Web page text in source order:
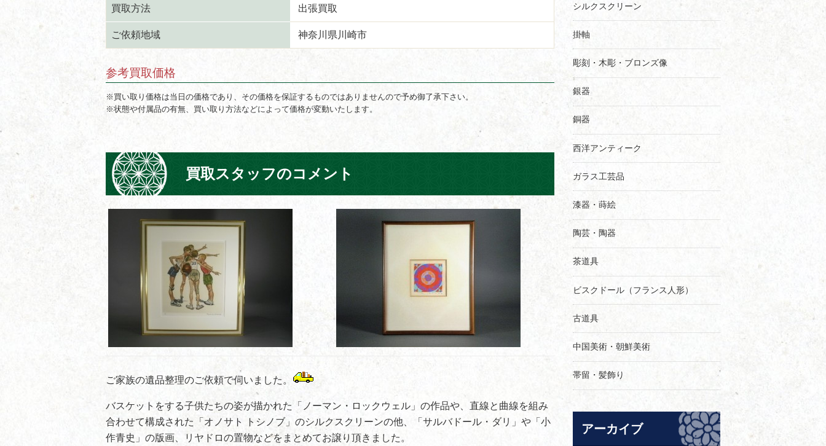
買取方法 出張買取
ご依頼地域 神奈川県川崎市
参考買取価格
※買い取り価格は当日の価格であり、その価格を保証するものではありませんので予め御了承下さい。
※状態や付属品の有無、買い取り方法などによって価格が変動いたします。
買取スタッフのコメント
ご家族の遺品整理のご依頼で伺いました。
バスケットをする子供たちの姿が描かれた「ノーマン・ロックウェル」の作品や、直線と曲線を組み
合わせて構成された「オノサト トシノブ」のシルクスクリーンの他、「サルバドール・ダリ」や「小
作青史」の版画、リヤドロの置物などをまとめてお譲り頂きました。
シルクスクリーン
掛軸
彫刻・木彫・ブロンズ像
銀器
銅器
西洋アンティーク
ガラス工芸品
漆器・蒔絵
陶芸・陶器
茶道具
ビスクドール（フランス人形）
古道具
中国美術・朝鮮美術
帯留・髪飾り
アーカイブ